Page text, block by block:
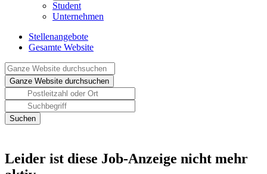
Student
Unternehmen
Stellenangebote
Gesamte Website
Leider ist diese Job-Anzeige nicht mehr